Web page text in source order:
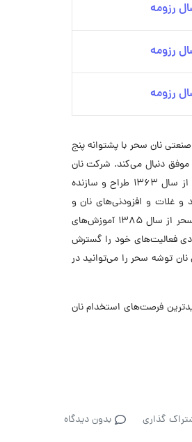
رزومه
رزومه
رزومه
گروه صنعتی نان سحر با پشتوانه پنج
دنبال می‌کند. شرکت نان
توشه سحر از سال ۱۳۵۰ تولیدکننده انواع نان‌های صنعتی حجیم و نیمه‌حجیم است. صنایع پیشرفت پخت سحر از سال ۱۳۶۳ طراح و سازنده
تولیدکننده بهبوددهنده‌های آرد و غلات و افزودنی‌های نان و
شیرینی است. دانشگاه علمی‌کاربردی سحر از سال ۱۳۹۳ تخصصی‌ترین دانشگاه نان کشور است. آموزشگاه نان سحر از سال ۱۳۸۵ آموزش‌های
تحریم و فشارهای اقتصادی فعالیت‌های خود را گسترش
توشه سحر را می‌توانید در
از جدیدترین فرصت‌های استخدام نان
گذاری بدون دیدگاه